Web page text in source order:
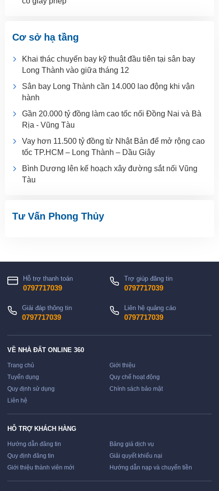
Cơ sở hạ tầng
Khai thác chuyến bay kỹ thuật đầu tiên tại sân bay
Long Thành vào giữa tháng 12
Sân bay Long Thành cần 14.000 lao động khi vận
hành
Gần 20.000 tỷ đồng làm cao tốc nối Đồng Nai và Bà
Rịa - Vũng Tàu
Vay hơn 11.500 tỷ đồng từ Nhật Bản để mở rộng cao
tốc TP.HCM – Long Thành – Dầu Giây
Bình Dương lên kế hoạch xây đường sắt nối Vũng
Tàu
Tư Vấn Phong Thủy
Hỗ trợ thanh toán
0797717039
Trợ giúp đăng tin
0797717039
Giải đáp thông tin
0797717039
Liên hệ quảng cáo
0797717039
VỀ NHÀ ĐẤT ONLINE 360
Trang chủ
Giới thiệu
Tuyển dụng
Quy chế hoạt động
Quy định sử dụng
Chính sách bảo mật
Liên hệ
HỖ TRỢ KHÁCH HÀNG
Hướng dẫn đăng tin
Bảng giá dịch vụ
Quy định đăng tin
Giải quyết khiếu nại
Giới thiệu thành viên mới
Hướng dẫn nạp và chuyển tiền